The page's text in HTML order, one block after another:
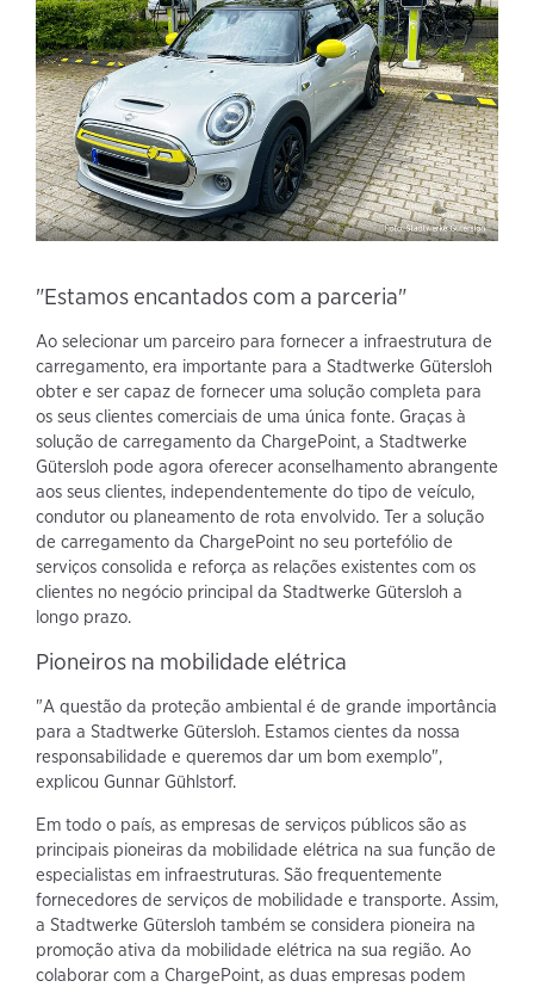
"Estamos encantados com a parceria"
Ao selecionar um parceiro para fornecer a infraestrutura de
carregamento, era importante para a Stadtwerke Gütersloh
obter e ser capaz de fornecer uma solução completa para
os seus clientes comerciais de uma única fonte. Graças à
solução de carregamento da ChargePoint, a Stadtwerke
Gütersloh pode agora oferecer aconselhamento abrangente
aos seus clientes, independentemente do tipo de veículo,
condutor ou planeamento de rota envolvido. Ter a solução
de carregamento da ChargePoint no seu portefólio de
serviços consolida e reforça as relações existentes com os
clientes no negócio principal da Stadtwerke Gütersloh a
longo prazo.
Pioneiros na mobilidade elétrica
"A questão da proteção ambiental é de grande importância
para a Stadtwerke Gütersloh. Estamos cientes da nossa
responsabilidade e queremos dar um bom exemplo",
explicou Gunnar Gühlstorf.
Em todo o país, as empresas de serviços públicos são as
principais pioneiras da mobilidade elétrica na sua função de
especialistas em infraestruturas. São frequentemente
fornecedores de serviços de mobilidade e transporte. Assim,
a Stadtwerke Gütersloh também se considera pioneira na
promoção ativa da mobilidade elétrica na sua região. Ao
colaborar com a ChargePoint, as duas empresas podem